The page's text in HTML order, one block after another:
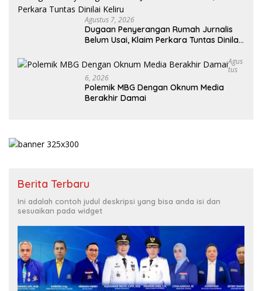
Agustus 7, 2026
Dugaan Penyerangan Rumah Jurnalis
Belum Usai, Klaim Perkara Tuntas Dinilai
Agus
Tus
6, 2026
Polemik MBG Dengan Oknum Media
Berakhir Damai
Berita Terbaru
Ini adalah contoh judul deskripsi yang bisa anda isi dan
sesuaikan pada widget